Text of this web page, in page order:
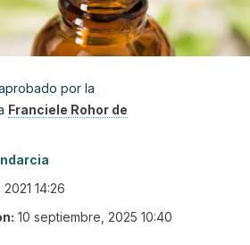
por la
Franciele Rohor de
14:26
10 septiembre, 2025 10:40